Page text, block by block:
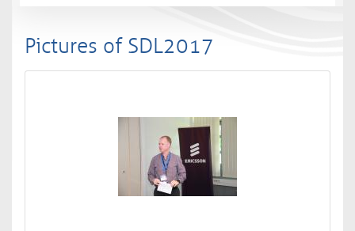
Pictures of SDL2017